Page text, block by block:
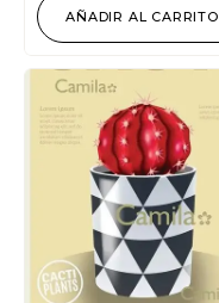
AÑADIR AL CARRITO